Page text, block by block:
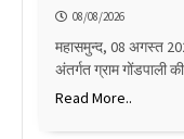
08/08/2026
महासमुन्द, 08 अगस्त
अंतर्गत ग्राम गोंडपाली
Read More..